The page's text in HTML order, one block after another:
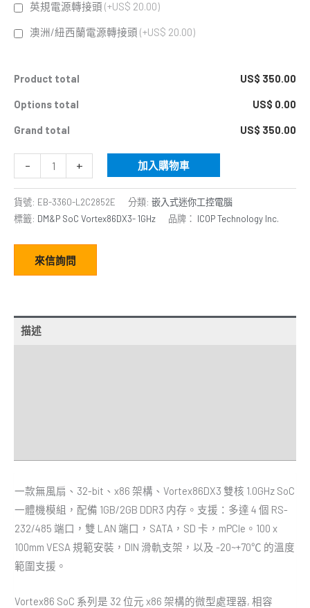
英規電源轉接頭 (+US$ 20.00)
澳洲/紐西蘭電源轉接頭 (+US$ 20.00)
Product total US$ 350.00
Options total US$ 0.00
Grand total US$ 350.00
- + 加入購物車
貨號: EB-3360-L2C2852E 分類: 嵌入式迷你工控電腦
標籤: DM&P SoC Vortex86DX3- 1GHz 品牌： ICOP Technology Inc.
來信詢問
描述
一款無風扇、32-bit、x86 架構、Vortex86DX3 雙核 1.0GHz SoC
一體機模組，配備 1GB/2GB DDR3 内存。支援：多達 4 個 RS-
232/485 端口，雙 LAN 端口，SATA，SD 卡，mPCIe。100 x
100mm VESA 規範安裝，DIN 滑軌支架，以及 -20~+70℃ 的溫度
範圍支援。
Vortex86 SoC 系列是 32 位元 x86 架構的微型處理器, 相容